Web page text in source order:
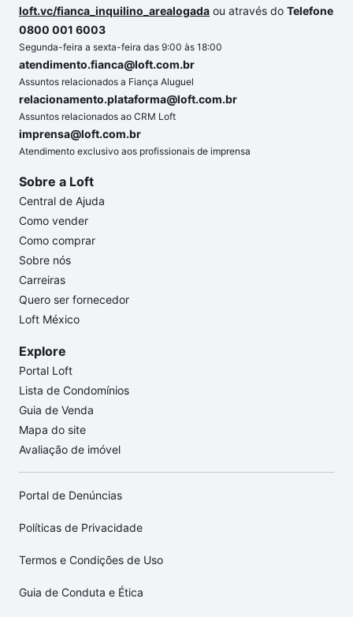
loft.vc/fianca_inquilino_arealogada ou através do Telefone
0800 001 6003
Segunda-feira a sexta-feira das 9:00 às 18:00
atendimento.fianca@loft.com.br
Assuntos relacionados a Fiança Aluguel
relacionamento.plataforma@loft.com.br
Assuntos relacionados ao CRM Loft
imprensa@loft.com.br
Atendimento exclusivo aos profissionais de imprensa
Sobre a Loft
Central de Ajuda
Como vender
Como comprar
Sobre nós
Carreiras
Quero ser fornecedor
Loft México
Explore
Portal Loft
Lista de Condomínios
Guia de Venda
Mapa do site
Avaliação de imóvel
Portal de Denúncias
Políticas de Privacidade
Termos e Condições de Uso
Guia de Conduta e Ética